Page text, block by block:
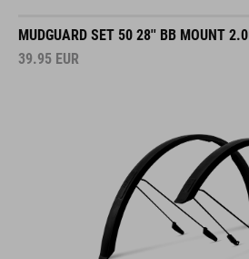
MUDGUARD SET 50 28'' BB MOUNT 2.0
39.95 EUR